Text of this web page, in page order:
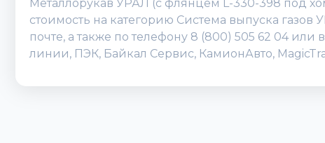
Металлорукав УРАЛ (с флянцем L-330-398 под
стоимость на категорию Система выпуска
почте, а также по телефону 8 (800) 505 62 04
линии, ПЭК, Байкал Сервис, КамионАвто,